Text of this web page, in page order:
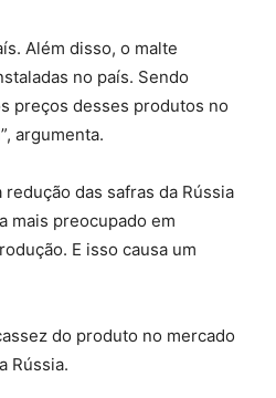
Além disso, o malte
no país. Sendo
preços desses produtos no
argumenta.
das safras da Rússia
mais preocupado em
E isso causa um
do produto no mercado
Rússia.